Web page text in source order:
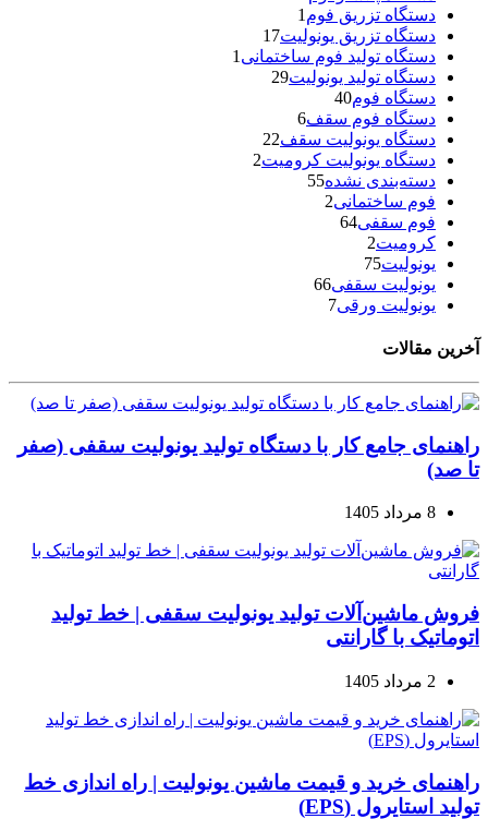
دستگاه تزریق فوم 1
دستگاه تزریق یونولیت17
دستگاه تولید فوم ساختمانی 1
دستگاه تولید یونولیت29
دستگاه فوم40
دستگاه فوم سقف6
دستگاه یونولیت سقف22
دستگاه یونولیت کرومیت2
دسته‌بندی نشده55
فوم ساختمانی2
فوم سقفی64
کرومیت2
یونولیت75
یونولیت سقفی66
یونولیت ورقی7
آخرین مقالات
راهنمای جامع کار با دستگاه تولید یونولیت سقفی (صفر
تا صد)
8 مرداد 1405
فروش ماشین‌آلات تولید یونولیت سقفی | خط تولید
اتوماتیک با گارانتی
2 مرداد 1405
راهنمای خرید و قیمت ماشین یونولیت | راه اندازی خط
تولید استایرول (EPS)